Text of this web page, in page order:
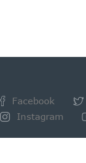
Facebook
Instagram